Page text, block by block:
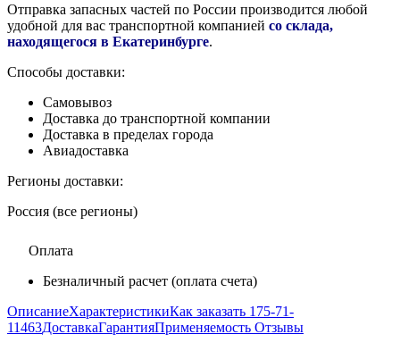
Отправка запасных частей по России производится любой
удобной для вас транспортной компанией со склада,
находящегося в Екатеринбурге.
Способы доставки:
Самовывоз
Доставка до транспортной компании
Доставка в пределах города
Авиадоставка
Регионы доставки:
Россия (все регионы)
Оплата
Безналичный расчет (оплата счета)
ОписаниеХарактеристикиКак заказать 175-71-
11463ДоставкаГарантияПрименяемость Отзывы